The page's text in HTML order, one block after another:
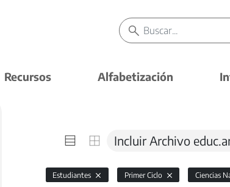
Recursos Alfabetización
Incluir Archivo
Estudiantes Primer Ciclo Ciencias